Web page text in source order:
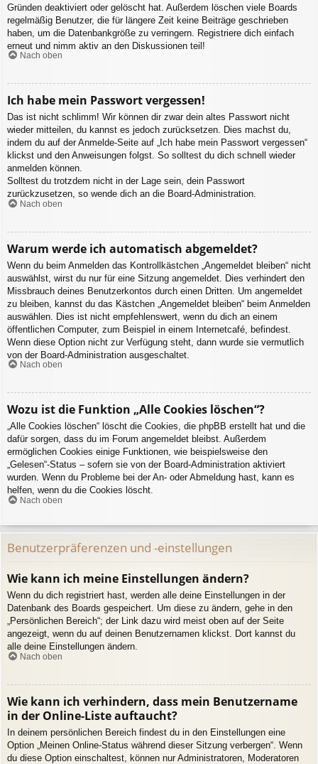
Gründen deaktiviert oder gelöscht hat. Außerdem löschen viele Boards
regelmäßig Benutzer, die für längere Zeit keine Beiträge geschrieben
haben, um die Datenbankgröße zu verringern. Registriere dich einfach
erneut und nimm aktiv an den Diskussionen teil!
Nach oben
Ich habe mein Passwort vergessen!
Das ist nicht schlimm! Wir können dir zwar dein altes Passwort nicht
wieder mitteilen, du kannst es jedoch zurücksetzen. Dies machst du,
indem du auf der Anmelde-Seite auf „Ich habe mein Passwort vergessen“
klickst und den Anweisungen folgst. So solltest du dich schnell wieder
anmelden können.
Solltest du trotzdem nicht in der Lage sein, dein Passwort
zurückzusetzen, so wende dich an die Board-Administration.
Nach oben
Warum werde ich automatisch abgemeldet?
Wenn du beim Anmelden das Kontrollkästchen „Angemeldet bleiben“ nicht
auswählst, wirst du nur für eine Sitzung angemeldet. Dies verhindert den
Missbrauch deines Benutzerkontos durch einen Dritten. Um angemeldet
zu bleiben, kannst du das Kästchen „Angemeldet bleiben“ beim Anmelden
auswählen. Dies ist nicht empfehlenswert, wenn du dich an einem
öffentlichen Computer, zum Beispiel in einem Internetcafé, befindest.
Wenn diese Option nicht zur Verfügung steht, dann wurde sie vermutlich
von der Board-Administration ausgeschaltet.
Nach oben
Wozu ist die Funktion „Alle Cookies löschen“?
„Alle Cookies löschen“ löscht die Cookies, die phpBB erstellt hat und die
dafür sorgen, dass du im Forum angemeldet bleibst. Außerdem
ermöglichen Cookies einige Funktionen, wie beispielsweise den
„Gelesen“-Status – sofern sie von der Board-Administration aktiviert
wurden. Wenn du Probleme bei der An- oder Abmeldung hast, kann es
helfen, wenn du die Cookies löscht.
Nach oben
Benutzerpräferenzen und -einstellungen
Wie kann ich meine Einstellungen ändern?
Wenn du dich registriert hast, werden alle deine Einstellungen in der
Datenbank des Boards gespeichert. Um diese zu ändern, gehe in den
„Persönlichen Bereich“; der Link dazu wird meist oben auf der Seite
angezeigt, wenn du auf deinen Benutzernamen klickst. Dort kannst du
alle deine Einstellungen ändern.
Nach oben
Wie kann ich verhindern, dass mein Benutzername
in der Online-Liste auftaucht?
In deinem persönlichen Bereich findest du in den Einstellungen eine
Option „Meinen Online-Status während dieser Sitzung verbergen“. Wenn
du diese Option einschaltest, können nur Administratoren, Moderatoren